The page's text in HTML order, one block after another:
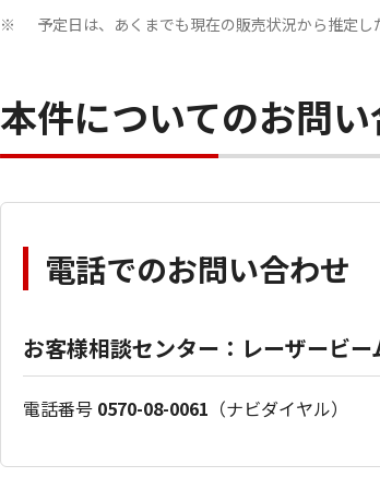
※ 予定日は、あくまでも現在の販売状況から推定
本件についてのお問
電話でのお問い合わせ
お客様相談センター：レーザービー
電話番号 0570-08-0061 （ナビダイヤル）